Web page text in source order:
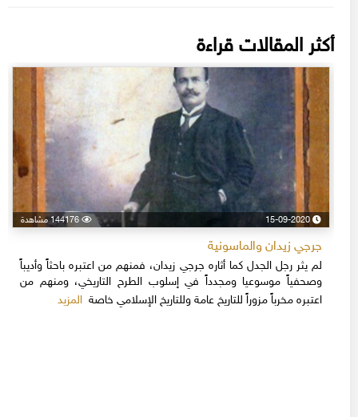
أكثر المقالات قراءة
15-09-2020 144176 مشاهدة
جرجي زيدان والماسونية
لم يثر رجل الجدل كما أثاره جرجي زيدان، فمنهم من اعتبره باحثاً وأديباً
وصحفياً موسوعيا ومجدداً في إسلوب الطرح التاريخي، ومنهم من
اعتبره مخرباً مزوراً للتاريخ عامة وللتاريخ الإسلامي خاصةالمزيد